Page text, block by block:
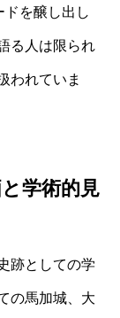
ドを醸し出し
る人は限られ
われていま
学術的見
跡としての学
の馬加城、大